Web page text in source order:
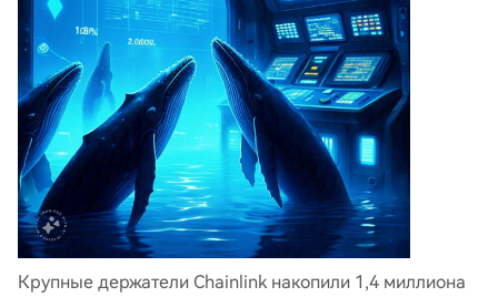
Крупные держатели Chainlink накопили 1,4 миллиона